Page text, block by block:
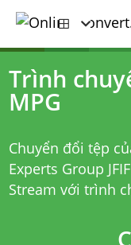
Trình
MPG
Chuyển đổi tệp
Experts Group
Stream với trình